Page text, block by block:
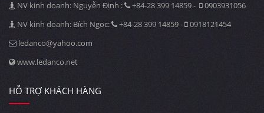
NV kinh doanh: Nguyễn Định :
+84-28 399 14859 -
0903931056
NV kinh doanh: Bích Ngọc:
+84-28 399 14859 -
0918121454
ledanco@yahoo.com
www.ledanco.net
HỖ TRỢ KHÁCH HÀNG